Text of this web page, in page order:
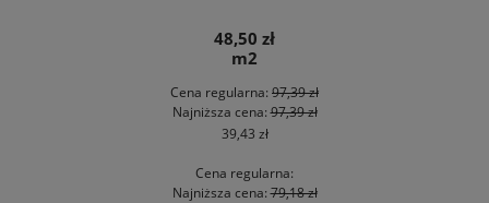
48,50 zł
m2
Cena regularna: 97,39 zł
Najniższa cena:97,39 zł
39,43 zł
Cena regularna:
Najniższa cena:79,18 zł